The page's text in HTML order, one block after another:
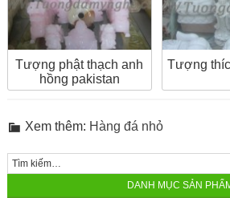
Tượng phật thạch anh
hồng pakistan
Tượng
Xem thêm: Hàng đá nhỏ
DANH MỤC SẢN